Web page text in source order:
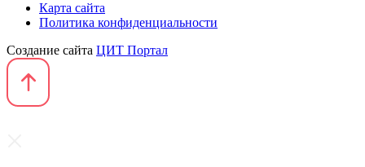
Карта сайта
Политика конфиденциальности
Создание сайта ЦИТ Портал